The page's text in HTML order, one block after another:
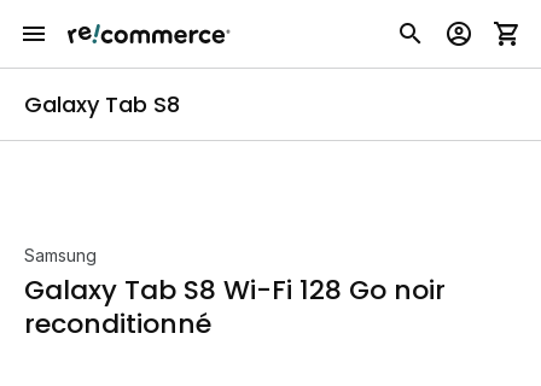
Galaxy Tab S8
Samsung
Galaxy Tab S8 Wi-Fi 128 Go noir
reconditionné